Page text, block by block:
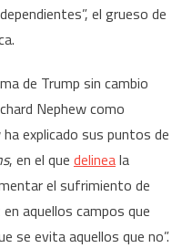
el grueso de
de Trump sin cambio
Nephew como
explicado sus puntos de
, en el que delineala
el sufrimiento de
aquellos campos que
se evita aquellos que no”.